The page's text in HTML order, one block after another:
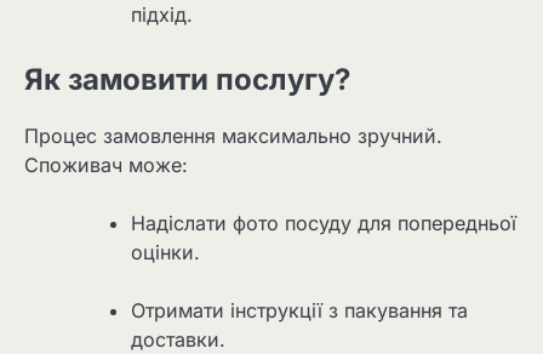
підхід.
Як замовити послугу?
Процес замовлення максимально зручний.
Споживач може:
Надіслати фото посуду для попередньої
оцінки.
Отримати інструкції з пакування та
доставки.